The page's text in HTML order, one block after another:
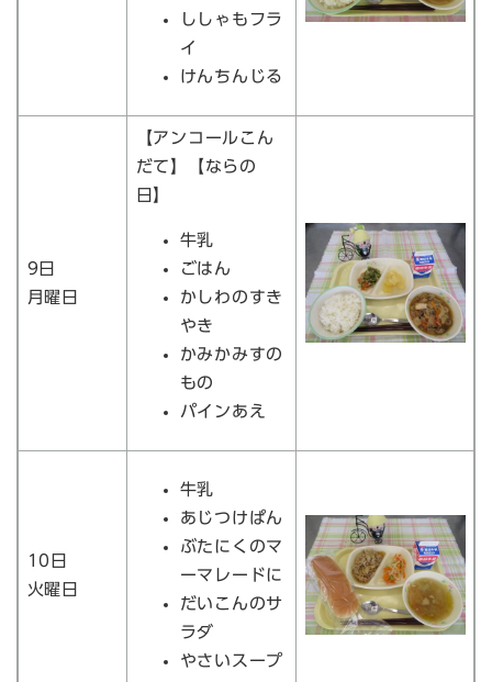
ししゃもフラ
イ
けんちんじる
9日
月曜日
【アンコールこん
だて】【ならの
日】
牛乳
ごはん
かしわのすき
やき
かみかみすの
もの
パインあえ
10日
火曜日
牛乳
あじつけぱん
ぶたにくのマ
ーマレードに
だいこんのサ
ラダ
やさいスープ